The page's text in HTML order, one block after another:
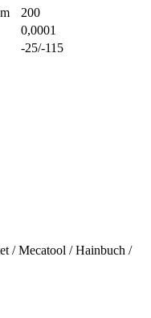
200
0,0001
-25/-115
/ Mecatool / Hainbuch /